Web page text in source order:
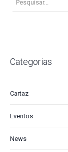
Categorias
Cartaz
Eventos
News